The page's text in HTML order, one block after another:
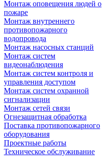
Монтаж оповещения людей о
пожаре
Монтаж внутреннего
противопожарного
водопровода
Монтаж насосных станций
Монтаж систем
видеонаблюдения
Монтаж систем контроля и
управления доступом
Монтаж систем охранной
сигнализации
Монтаж сетей связи
Огнезащитная обработка
Поставка противопожарного
оборудования
Проектные работы
Техническое обслуживание